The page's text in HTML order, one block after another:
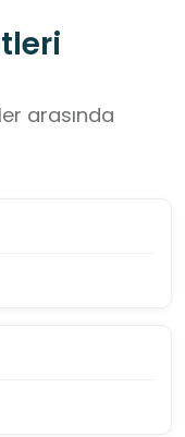
arasında